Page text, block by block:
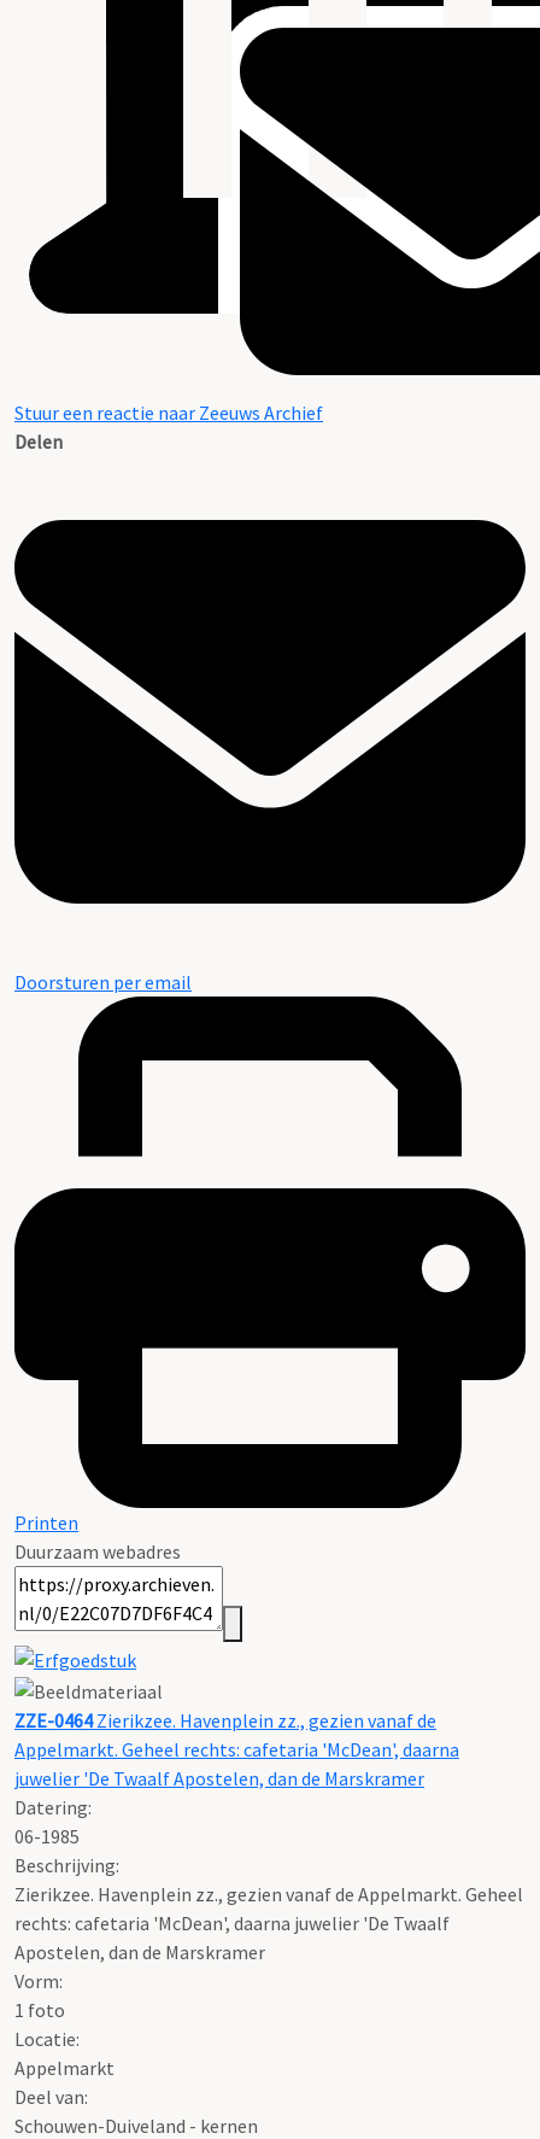
Stuur een reactie naar Zeeuws Archief
Delen
Doorsturen per email
Printen
Duurzaam webadres
ZZE-0464Zierikzee. Havenplein zz., gezien vanaf de
Appelmarkt. Geheel rechts: cafetaria 'McDean', daarna
juwelier 'De Twaalf Apostelen, dan de Marskramer
Datering:
06-1985
Beschrijving:
Zierikzee. Havenplein zz., gezien vanaf de Appelmarkt. Geheel
rechts: cafetaria 'McDean', daarna juwelier 'De Twaalf
Apostelen, dan de Marskramer
Vorm:
1 foto
Locatie:
Appelmarkt
Deel van:
Schouwen-Duiveland - kernen